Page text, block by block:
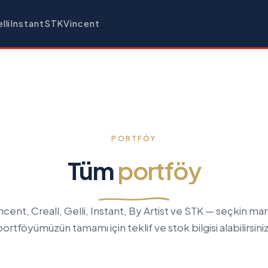
InstantSTKVincent
PORTFÖY
Tümportföy
Creall, Gelli, Instant, By Artist ve STK — seçkin
tamamı için teklif ve stok bilgisi